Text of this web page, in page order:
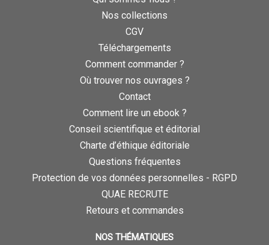
Nos collections
CGV
Téléchargements
Comment commander ?
Où trouver nos ouvrages ?
Contact
Comment lire un ebook ?
Conseil scientifique et éditorial
Charte d’éthique éditoriale
Questions fréquentes
Protection de vos données personnelles - RGPD
QUAE RECRUTE
Retours et commandes
NOS THÉMATIQUES